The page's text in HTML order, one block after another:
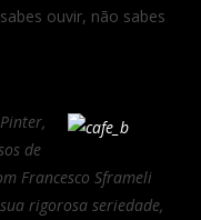
ouvir, não sabes
de
Francesco Sframeli
rigorosa seriedade,